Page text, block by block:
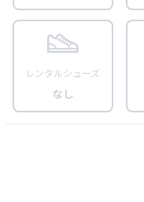
レンタルシューズ
なし